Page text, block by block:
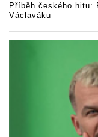
Příběh českého hitu:
Václaváku